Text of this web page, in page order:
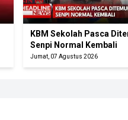
KBM Sekolah Pasca
Senpi Normal Kembali
Jumat, 07 Agustus 2026